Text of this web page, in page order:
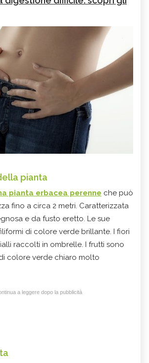
pianta
pianta erbacea perenne che può
fino a circa 2 metri. Caratterizzata
e da fusto eretto. Le sue
di colore verde brillante. I fiori
raccolti in ombrelle. I frutti sono
colore verde chiaro molto
a leggere dopo la pubblicità